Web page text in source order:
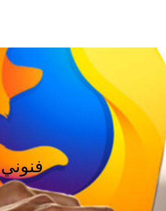
فنوني